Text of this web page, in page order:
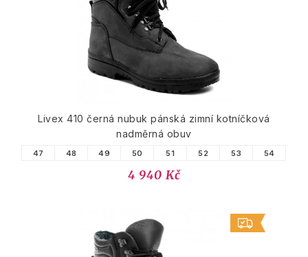
Livex 410 černá nubuk pánská zimní kotníčková
nadměrná obuv
47 48 49 50 51 52 53 54
4 940 Kč